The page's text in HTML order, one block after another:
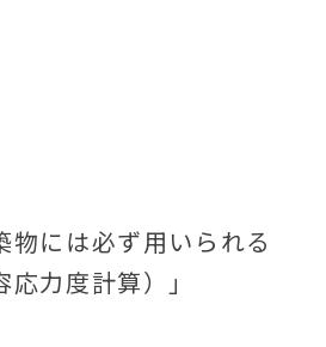
物には必ず用いられる
応力度計算）」